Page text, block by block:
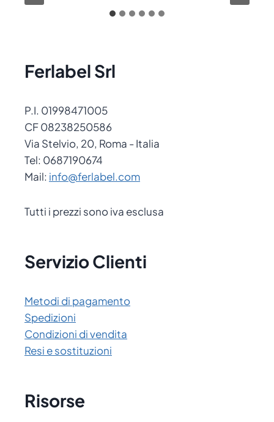
Ferlabel Srl
P.I. 01998471005
CF 08238250586
Via Stelvio, 20, Roma - Italia
Tel: 0687190674
Mail: info@ferlabel.com
Tutti i prezzi sono iva esclusa
Servizio Clienti
Metodi di pagamento
Spedizioni
Condizioni di vendita
Resi e sostituzioni
Risorse